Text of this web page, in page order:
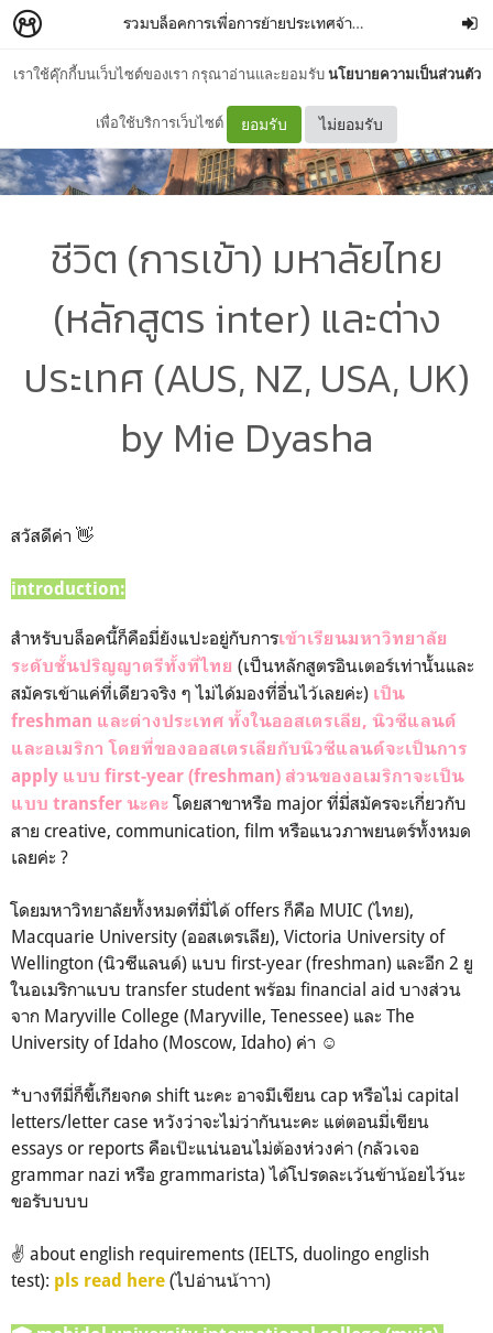
เราใช้คุ๊กกี้บนเว็บไซต์ของเรา กรุณาอ่านและยอมรับนโยบายความเป็นส่วนตัว
เพื่อใช้บริการเว็บไซต์ ยอมรับ ไม่ยอมรับ
รวมบล็อคการเพื่อการย้ายประเทศจ้า~–
ชีวิต (การเข้า) มหาลัยไทย
(หลักสูตร inter) และต่าง
ประเทศ (AUS, NZ, USA, UK)
by Mie Dyasha
สวัสดีค่า 👋
introduction:
สำหรับบล็อคนี้ก็คือมี่ยังแปะอยู่กับการเข้าเรียนมหาวิทยาลัย
ระดับชั้นปริญญาตรีทั้งที่ไทย (เป็นหลักสูตรอินเตอร์เท่านั้นและ
สมัครเข้าแค่ที่เดียวจริง ๆ ไม่ได้มองที่อื่นไว้เลยค่ะ) เป็น
freshman และต่างประเทศ ทั้งในออสเตรเลีย, นิวซีแลนด์
และอเมริกา โดยที่ของออสเตรเลียกับนิวซีแลนด์จะเป็นการ
apply แบบ first-year (freshman) ส่วนของอเมริกาจะเป็น
แบบ transfer นะคะ โดยสาขาหรือ major ที่มี่สมัครจะเกี่ยวกับ
สาย creative, communication, film หรือแนวภาพยนตร์ทั้งหมด
เลยค่ะ ?
โดยมหาวิทยาลัยทั้งหมดท่ี่มี่ได้ offers ก็คือ MUIC (ไทย),
Macquarie University (ออสเตรเลีย), Victoria University of
Wellington (นิวซีแลนด์) แบบ first-year (freshman) และอีก 2 ยู
ในอเมริกาแบบ transfer student พร้อม financial aid บางส่วน
จาก Maryville College (Maryville, Tenessee) และ The
University of Idaho (Moscow, Idaho) ค่า ☺️
*บางทีมี่ก็ขี้เกียจกด shift นะคะ อาจมีเขียน cap หรือไม่ capital
letters/letter case หวังว่าจะไม่ว่ากันนะคะ แต่ตอนมี่เขียน
essays or reports คือเป๊ะแน่นอนไม่ต้องห่วงค่า (กลัวเจอ
grammar nazi หรือ grammarista) ได้โปรดละเว้นข้าน้อยไว้นะ
ขอรับบบบ
✌️ about english requirements (IELTS, duolingo english
test): pls read here (ไปอ่านน้าาา)